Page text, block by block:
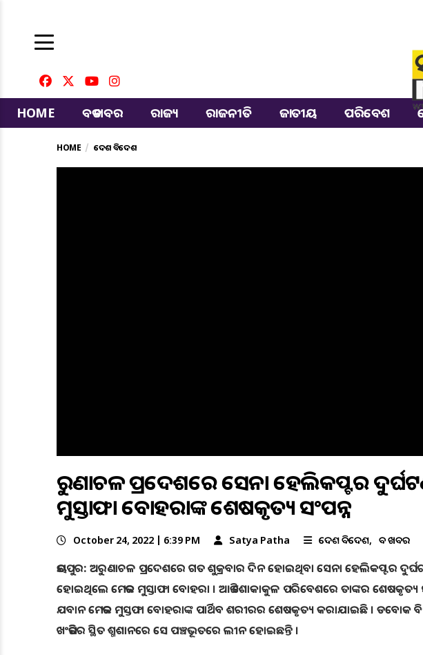
HOME
ବଡ ଖବର ରାଜ୍ୟ ରାଜନୀତି ଜାତୀୟ ପରିବେଶ
HOME ଦେଶ ବିଦେଶ
ଅରୁଣାଚଳ ପ୍ରଦେଶରେ ସେନା ହେଲିକପ୍ଟର
ମୁସ୍ତାଫା ବୋହରାଙ୍କ ଶେଷକୃତ୍ୟ ସଂପନ୍ନ
October 24, 2022 | 6:39 PM Satya Patha ଦେଶ ବିଦେଶ ବଡ ଖବର
ଜୟପୁର: ଅରୁଣାଚଳ ପ୍ରଦେଶରେ ଗତ ଶୁକ୍ରବାର ଦିନ ହୋଇଥିବା ସେନା ହେଲିକପ୍ଟର
ହୋଇଥିଲେ ମେଜର ମୁସ୍ତାଫା ବୋହରା । ଆଜି ଶୋକାକୁଳ ପରିବେଶରେ ତାଙ୍କର ଶେଷକୃତ୍ୟ
ଯବାନ ମେଜର ମୁସ୍ତଫା ବୋହରାଙ୍କ ପାର୍ଥିବ ଶରୀରର ଶେଷକୃତ୍ୟ କରାଯାଇଛି ।
ଖଂଜିପିର ସ୍ଥିତ ଶ୍ମଶାନରେ ସେ ପଞ୍ଚଭୂତରେ ଲୀନ ହୋଇଛନ୍ତି ।